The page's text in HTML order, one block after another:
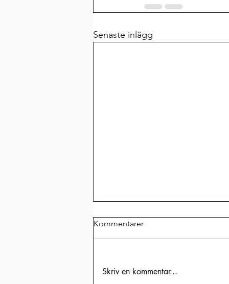
Senaste inlägg
Kommentarer
Skriv en kommentar...